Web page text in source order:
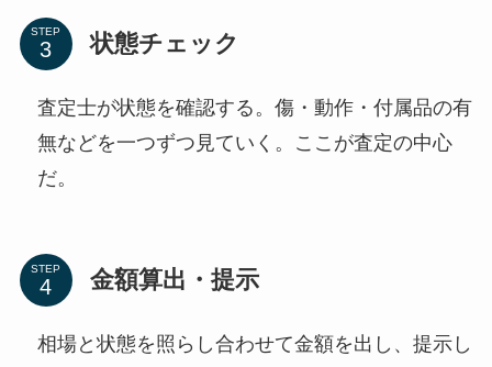
STEP 状態チェック
査定士が状態を確認する。傷・動作・付属品の有
無などを一つずつ見ていく。ここが査定の中心
だ。
STEP 金額算出・提示
相場と状態を照らし合わせて金額を出し、提示し